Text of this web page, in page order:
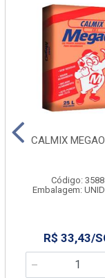
CALMIX
Código: 3588
Embalagem:
R$ 33,43/